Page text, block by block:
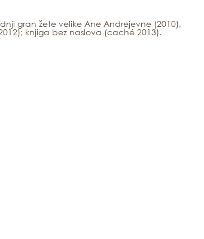
gran žete velike Ane Andrejevne(2010),
knjiga bez naslova (caché 2013).